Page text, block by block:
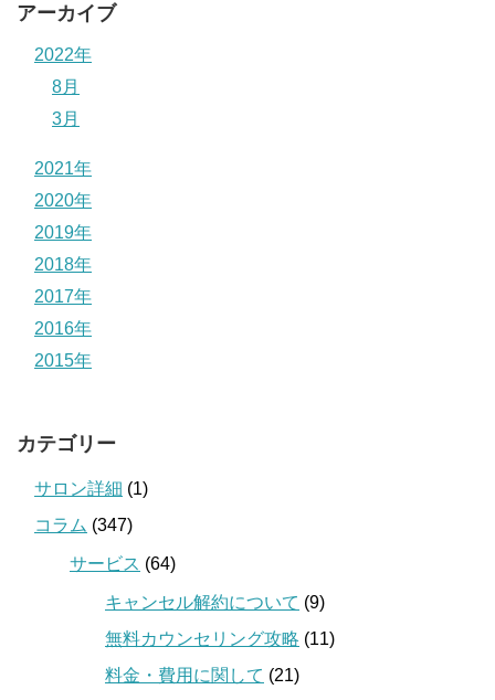
アーカイブ
2022年
8月
3月
2021年
2020年
2019年
2018年
2017年
2016年
2015年
カテゴリー
サロン詳細 (1)
コラム (347)
サービス (64)
キャンセル解約について (9)
無料カウンセリング攻略 (11)
料金・費用に関して (21)